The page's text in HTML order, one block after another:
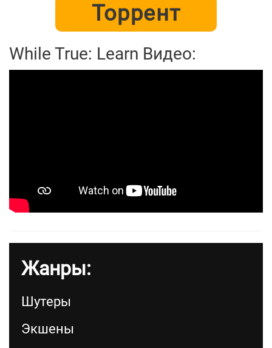
Торрент
While True: Learn Видео:
Жанры:
Шутеры
Экшены